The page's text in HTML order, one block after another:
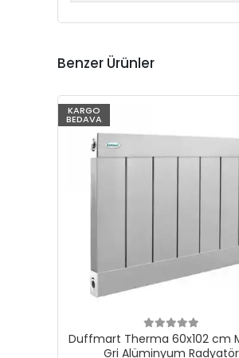
Benzer Ürünler
KARGO
BEDAVA
Duffmart Therma 60x102 cm
Gri Alüminyum Radyatör